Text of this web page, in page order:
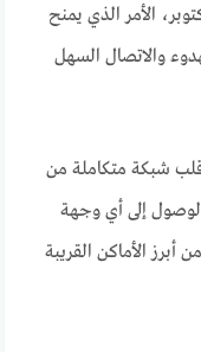
الأمر الذي يمنح
والاتصال السهل
قلب شبكة متكاملة من
إلى أي وجهة
أبرز الأماكن القريبة